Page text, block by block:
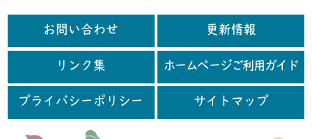
お問い合わせ 更新情報
リンク集 ホームページご利用ガイド
プライバシーポリシー サイトマップ